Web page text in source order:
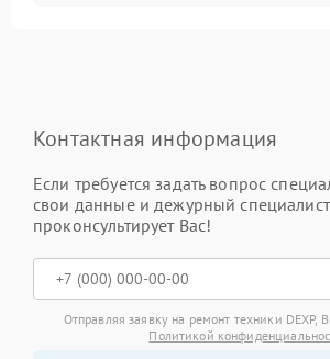
Контактная информация
Если требуется задать вопрос
свои данные и дежурный
проконсультирует Вас!
Отправляя заявку на ремонт техники DEXP,
Политикой